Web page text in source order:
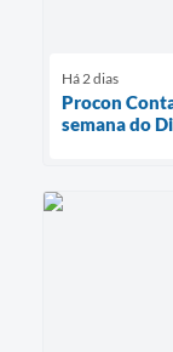
Há 2 dias
Procon
semana do